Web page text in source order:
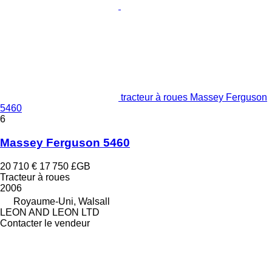
tracteur à roues Massey Ferguson
5460
6
Massey Ferguson 5460
20 710 € 17 750 £GB
Tracteur à roues
2006
Royaume-Uni, Walsall
LEON AND LEON LTD
Contacter le vendeur